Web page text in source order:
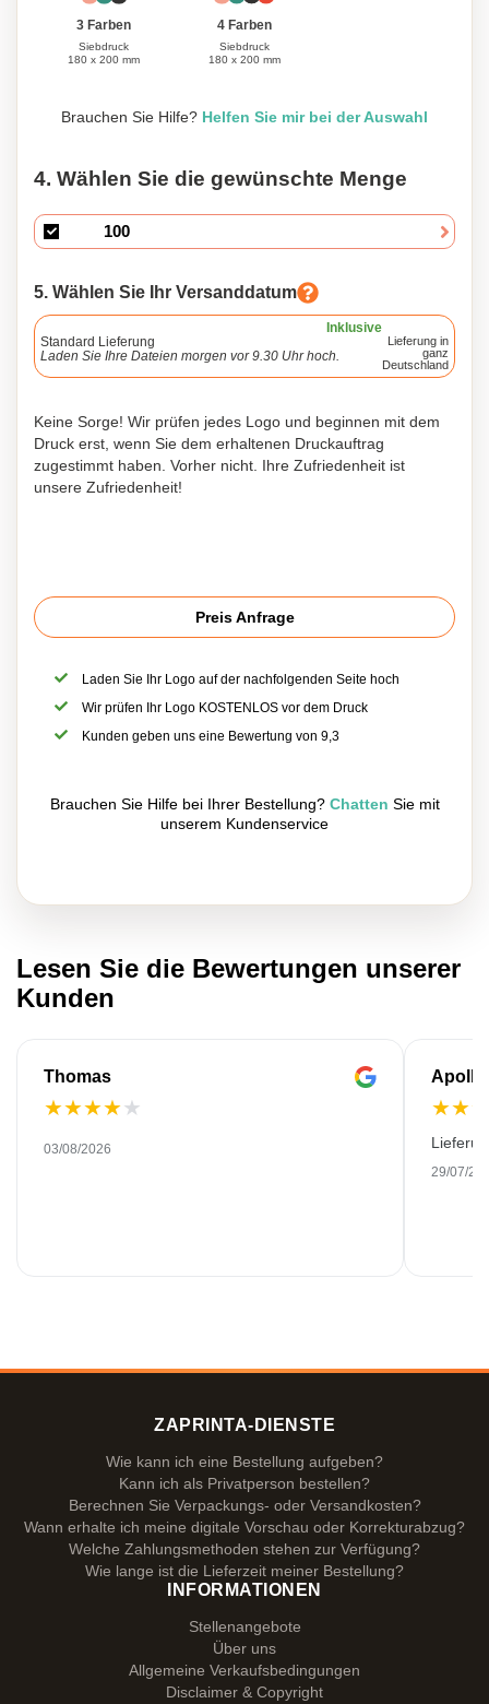
3 Farben
Siebdruck
180 x 200 mm
4 Farben
Siebdruck
180 x 200 mm
Brauchen Sie Hilfe? Helfen Sie mir bei der Auswahl
4. Wählen Sie die gewünschte Menge
5. Wählen Sie Ihr Versanddatum
Inklusive
Standard Lieferung
Laden Sie Ihre Dateien morgen vor 9.30 Uhr hoch.
Lieferung in
ganz
Deutschland
Keine Sorge! Wir prüfen jedes Logo und beginnen mit dem
Druck erst, wenn Sie dem erhaltenen Druckauftrag
zugestimmt haben. Vorher nicht. Ihre Zufriedenheit ist
unsere Zufriedenheit!
Preis Anfrage
Laden Sie Ihr Logo auf der nachfolgenden Seite hoch
Wir prüfen Ihr Logo KOSTENLOS vor dem Druck
Kunden geben uns eine Bewertung von 9,3
Brauchen Sie Hilfe bei Ihrer Bestellung? Chatten Sie mit
unserem Kundenservice
Lesen Sie die Bewertungen unserer
Kunden
Thomas
★★★★★
03/08/2026
★★
29/07/
ZAPRINTA-DIENSTE
Wie kann ich eine Bestellung aufgeben?
Kann ich als Privatperson bestellen?
Berechnen Sie Verpackungs- oder Versandkosten?
Wann erhalte ich meine digitale Vorschau oder Korrekturabzug?
Welche Zahlungsmethoden stehen zur Verfügung?
Wie lange ist die Lieferzeit meiner Bestellung?
INFORMATIONEN
Stellenangebote
Über uns
Allgemeine Verkaufsbedingungen
Disclaimer & Copyright